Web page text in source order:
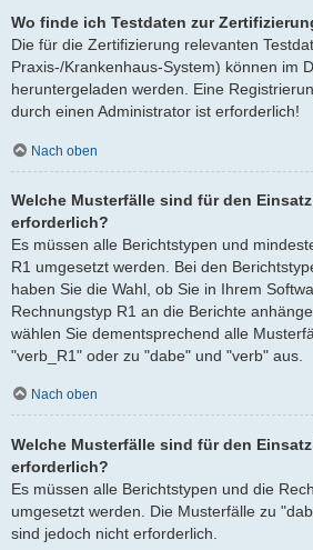
Wo finde ich Testdaten zur
Die für die Zertifizierung relevanten
Praxis-/Krankenhaus-System) können im
heruntergeladen werden. Eine
durch einen Administrator ist erforderlich!
Nach oben
Welche Musterfälle sind für den
erforderlich?
Es müssen alle Berichtstypen und
R1 umgesetzt werden. Bei den
haben Sie die Wahl, ob Sie in Ihrem
Rechnungstyp R1 an die Berichte
wählen Sie dementsprechend alle
"verb_R1" oder zu "dabe" und "verb" aus.
Nach oben
Welche Musterfälle sind für den
erforderlich?
Es müssen alle Berichtstypen und die
umgesetzt werden. Die Musterfälle zu
sind jedoch nicht erforderlich.